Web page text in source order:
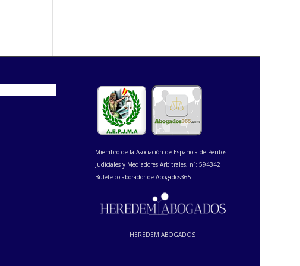
Miembro de la Asociación de Española de Peritos
Judiciales y Mediadores Arbitrales, nº: 594342
Bufete colaborador de Abogados365
HEREDEM ABOGADOS